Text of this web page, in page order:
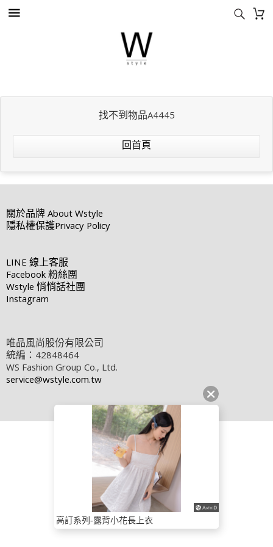
找不到物品A4445
回首頁
關於品牌About Wstyle
隱私權保護Privacy Policy
LINE線上客服
Facebook粉絲團
Wstyle悄悄話社團
Instagram
唯品風尚股份有限公司
統編：42848464
WS Fashion Group Co., Ltd.
service@wstyle.com.tw
高訂系列-露背小花長上衣